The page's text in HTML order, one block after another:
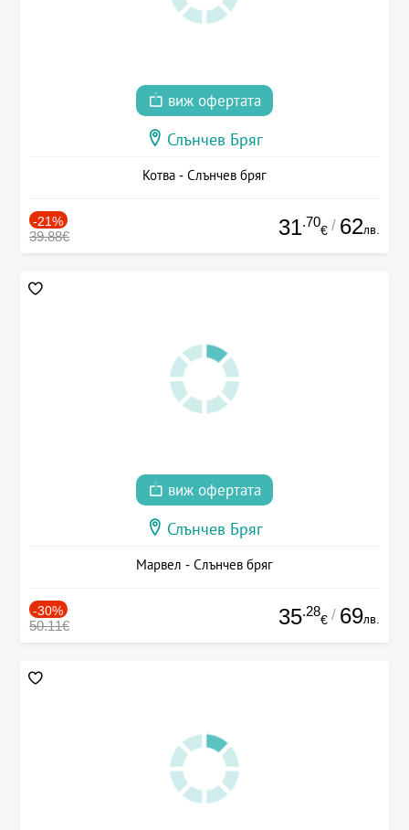
виж офертата
Слънчев Бряг
Котва - Слънчев бряг
-21%
39.88€ 31.70
€ / 62лв.
виж офертата
Слънчев Бряг
Марвел - Слънчев бряг
-30%
50.11€ 35.28
€ / 69лв.